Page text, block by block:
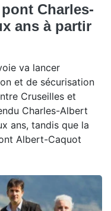
Charles-
ans à partir
va lancer
et de sécurisation
Cruseilles et
Charles-Albert
ans, tandis que la
Albert-Caquot